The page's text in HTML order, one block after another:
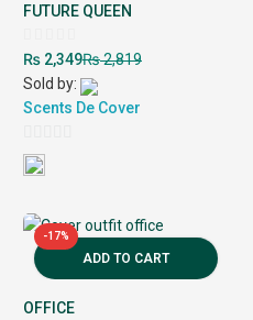
FUTURE QUEEN
Rated
0
out
of
5
₨ 2,349₨2,819
Sold by:
Scents De Cover
0
out
5
-17%
ADD TO CART
OFFICE